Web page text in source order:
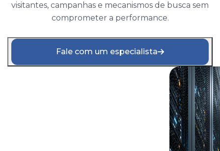
visitantes, campanhas e mecanismos de busca sem
comprometer a performance.
Fale com um especialista